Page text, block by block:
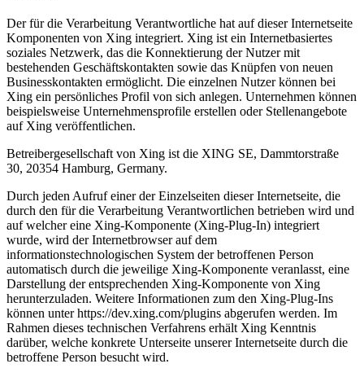
Der für die Verarbeitung Verantwortliche hat auf dieser Internetseite
Komponenten von Xing integriert. Xing ist ein Internetbasiertes
soziales Netzwerk, das die Konnektierung der Nutzer mit
bestehenden Geschäftskontakten sowie das Knüpfen von neuen
Businesskontakten ermöglicht. Die einzelnen Nutzer können bei
Xing ein persönliches Profil von sich anlegen. Unternehmen können
beispielsweise Unternehmensprofile erstellen oder Stellenangebote
auf Xing veröffentlichen.
Betreibergesellschaft von Xing ist die XING SE, Dammtorstraße
30, 20354 Hamburg, Germany.
Durch jeden Aufruf einer der Einzelseiten dieser Internetseite, die
durch den für die Verarbeitung Verantwortlichen betrieben wird und
auf welcher eine Xing-Komponente (Xing-Plug-In) integriert
wurde, wird der Internetbrowser auf dem
informationstechnologischen System der betroffenen Person
automatisch durch die jeweilige Xing-Komponente veranlasst, eine
Darstellung der entsprechenden Xing-Komponente von Xing
herunterzuladen. Weitere Informationen zum den Xing-Plug-Ins
können unter https://dev.xing.com/plugins abgerufen werden. Im
Rahmen dieses technischen Verfahrens erhält Xing Kenntnis
darüber, welche konkrete Unterseite unserer Internetseite durch die
betroffene Person besucht wird.